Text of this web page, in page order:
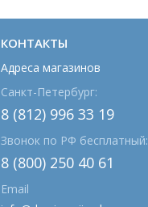
КОНТАКТЫ
Адреса магазинов
Санкт-Петербург:
8 (812) 996 33 19
Звонок по РФ бесплатный:
8 (800) 250 40 61
Email